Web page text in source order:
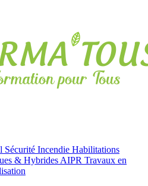
Sécurité Incendie Habilitations
& Hybrides AIPR Travaux en